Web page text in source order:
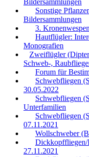
Sonstige
Bildersammlungen
3.
Hautflügler:
Monografien
Zweiflügler
Schweb-,
Forum für
Schwebfliegen
30.05.2022
Schwebfliegen
Unterfamilien
Schwebfliegen
07.11.2021
Wollschweber
Dickkopffliegen/
27.11.2021